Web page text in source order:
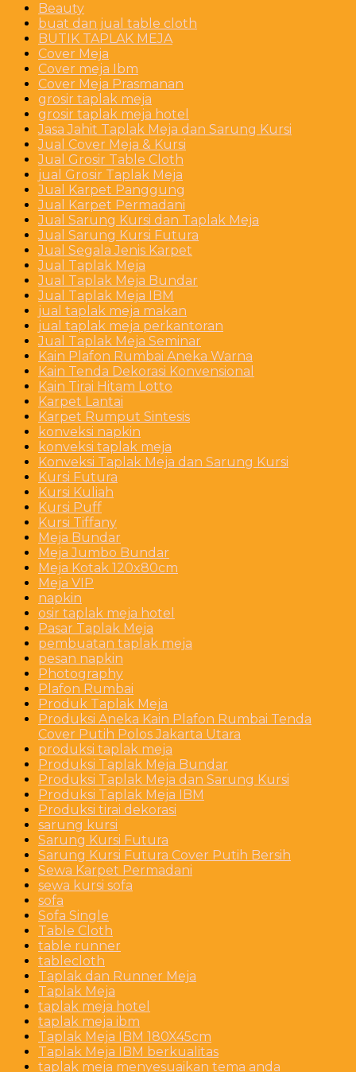
Beauty
buat dan jual table cloth
BUTIK TAPLAK MEJA
Cover Meja
Cover meja Ibm
Cover Meja Prasmanan
grosir taplak meja
grosir taplak meja hotel
Jasa Jahit Taplak Meja dan Sarung Kursi
Jual Cover Meja & Kursi
Jual Grosir Table Cloth
jual Grosir Taplak Meja
Jual Karpet Panggung
Jual Karpet Permadani
Jual Sarung Kursi dan Taplak Meja
Jual Sarung Kursi Futura
Jual Segala Jenis Karpet
Jual Taplak Meja
Jual Taplak Meja Bundar
Jual Taplak Meja IBM
jual taplak meja makan
jual taplak meja perkantoran
Jual Taplak Meja Seminar
Kain Plafon Rumbai Aneka Warna
Kain Tenda Dekorasi Konvensional
Kain Tirai Hitam Lotto
Karpet Lantai
Karpet Rumput Sintesis
konveksi napkin
konveksi taplak meja
Konveksi Taplak Meja dan Sarung Kursi
Kursi Futura
Kursi Kuliah
Kursi Puff
Kursi Tiffany
Meja Bundar
Meja Jumbo Bundar
Meja Kotak 120x80cm
Meja VIP
napkin
osir taplak meja hotel
Pasar Taplak Meja
pembuatan taplak meja
pesan napkin
Photography
Plafon Rumbai
Produk Taplak Meja
Produksi Aneka Kain Plafon Rumbai Tenda
Cover Putih Polos Jakarta Utara
produksi taplak meja
Produksi Taplak Meja Bundar
Produksi Taplak Meja dan Sarung Kursi
Produksi Taplak Meja IBM
Produksi tirai dekorasi
sarung kursi
Sarung Kursi Futura
Sarung Kursi Futura Cover Putih Bersih
Sewa Karpet Permadani
sewa kursi sofa
sofa
Sofa Single
Table Cloth
table runner
tablecloth
Taplak dan Runner Meja
Taplak Meja
taplak meja hotel
taplak meja ibm
Taplak Meja IBM 180X45cm
Taplak Meja IBM berkualitas
taplak meja menyesuaikan tema anda